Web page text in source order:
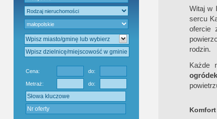
Cena: do:
Metraż: do:
Witaj w
sercu
ofercie
rodzin.
Każde
ogródek